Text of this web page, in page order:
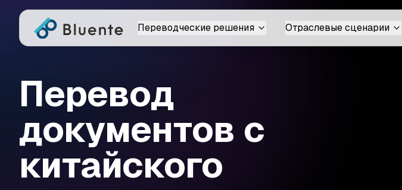
Переводческие решения Отраслевые сценарии
Перевод
документов с
китайского